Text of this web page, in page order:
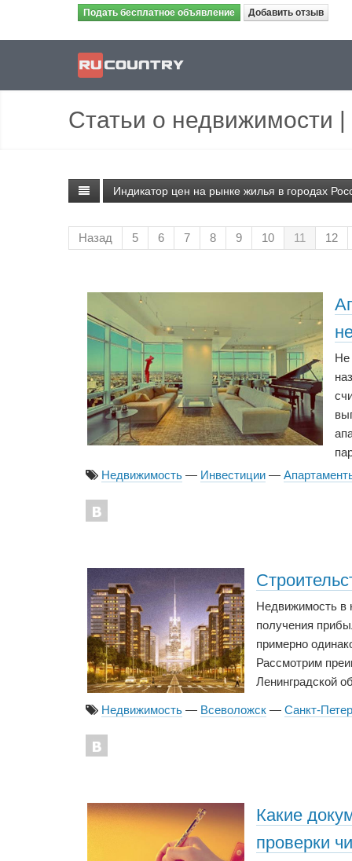
Подать бесплатное объявление Добавить отзыв
Статьи о недвижимости |
Индикатор цен на рынке жилья в городах
Назад 5 6 7 8 9 10 11 12
Не
Недвижимость — Инвестиции —
Недвижимость в
получения
примерно
Рассмотрим
Ленинградской
Недвижимость — Всеволожск — Санкт-
Какие
проверки